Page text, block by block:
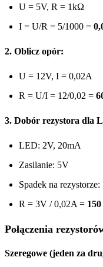
U = 5V, R = 1kΩ
I = U/R = 5/1000 =
2. Oblicz opór:
U = 12V, I = 0,02A
R = U/I = 12/0,02 =
3. Dobór rezystora dla
LED: 2V, 20mA
Zasilanie: 5V
Spadek na
R = 3V / 0,02A =
Połączenia
Szeregowe (jeden za